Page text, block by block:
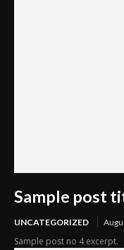
Sample post
UNCATEGORIZED
Sample post no 4 excerpt.